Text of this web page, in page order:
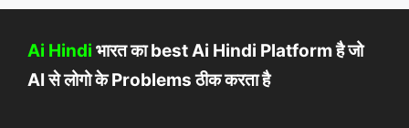
Ai Hindi भारत का best Ai Hindi Platform है जो
AI से लोगो के Problems ठीक करता है